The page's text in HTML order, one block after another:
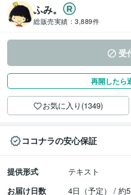
ふみ。
総販売実績： 3,889件
受
再開したら
お気に入り(1349)
ココナラの安心保証
提供形式
テキスト
お届け日数
4日（予定） / 約5